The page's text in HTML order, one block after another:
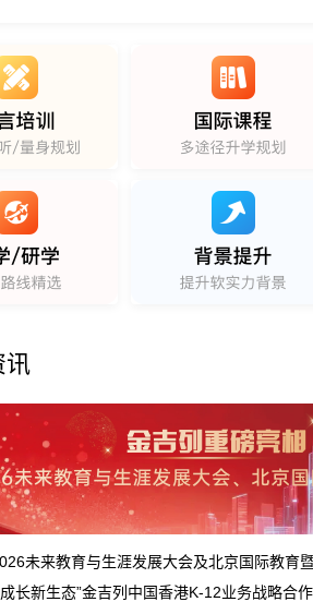
讯
未来教育与生涯发展大会及北京国际教育
长新生态”金吉列中国香港K-12业务战略合